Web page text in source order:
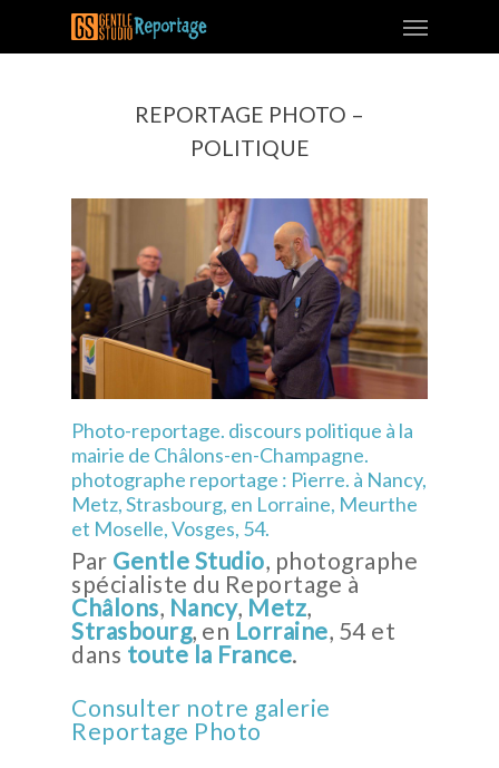
REPORTAGE PHOTO –
POLITIQUE
Photo-reportage. discours politique à la
mairie de Châlons-en-Champagne.
photographe reportage : Pierre. à Nancy,
Metz, Strasbourg, en Lorraine, Meurthe
et Moselle, Vosges, 54.
Par Gentle Studio, photographe
spécialiste du Reportage à
Châlons, Nancy, Metz,
Strasbourg, en Lorraine, 54 et
dans toute la France.
Consulter notre galerie
Reportage Photo